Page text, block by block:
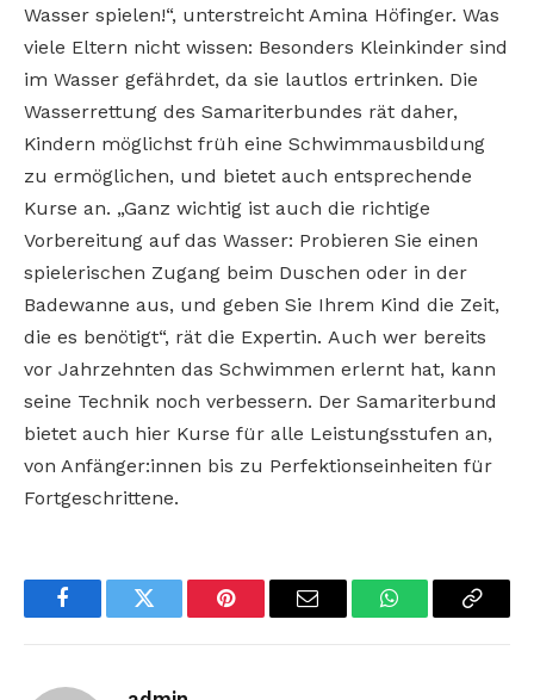
Wasser spielen!“, unterstreicht Amina Höfinger. Was
viele Eltern nicht wissen: Besonders Kleinkinder sind
im Wasser gefährdet, da sie lautlos ertrinken. Die
Wasserrettung des Samariterbundes rät daher,
Kindern möglichst früh eine Schwimmausbildung
zu ermöglichen, und bietet auch entsprechende
Kurse an. „Ganz wichtig ist auch die richtige
Vorbereitung auf das Wasser: Probieren Sie einen
spielerischen Zugang beim Duschen oder in der
Badewanne aus, und geben Sie Ihrem Kind die Zeit,
die es benötigt“, rät die Expertin. Auch wer bereits
vor Jahrzehnten das Schwimmen erlernt hat, kann
seine Technik noch verbessern. Der Samariterbund
bietet auch hier Kurse für alle Leistungsstufen an,
von Anfänger:innen bis zu Perfektionseinheiten für
Fortgeschrittene.
FacebookTwitter Pinterest Email WhatsAppCopy